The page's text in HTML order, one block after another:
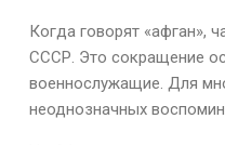
Когда говорят «афган»,
СССР. Это сокращение
военнослужащие. Для
неоднозначных